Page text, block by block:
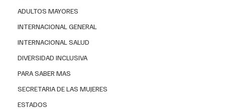
ADULTOS MAYORES
INTERNACIONAL GENERAL
INTERNACIONAL SALUD
DIVERSIDAD INCLUSIVA
PARA SABER MAS
SECRETARIA DE LAS MUJERES
ESTADOS